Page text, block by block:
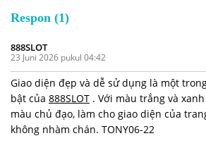
Respon (1)
888SLOT
23 Juni 2026 pukul 04:42
Giao diện đẹp và dễ sử dụng là một
bật của 888SLOT . Với màu trắng và
màu chủ đạo, làm cho giao diện của
không nhàm chán. TONY06-22